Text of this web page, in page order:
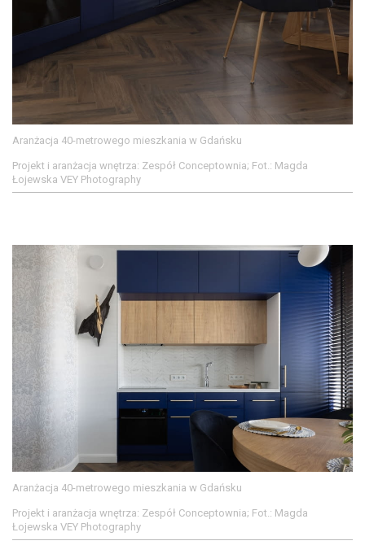
Aranżacja 40-metrowego mieszkania w Gdańsku
Projekt i aranżacja wnętrza: Zespół Conceptownia; Fot.: Magda
Łojewska VEY Photography
Aranżacja 40-metrowego mieszkania w Gdańsku
Projekt i aranżacja wnętrza: Zespół Conceptownia; Fot.: Magda
Łojewska VEY Photography